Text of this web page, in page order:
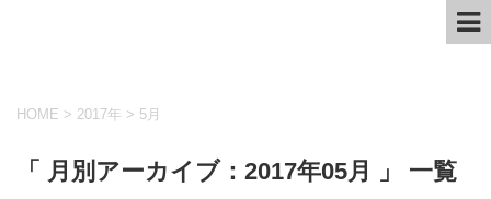
HOME > 2017年 > 5月
「 月別アーカイブ：2017年05月 」 一覧